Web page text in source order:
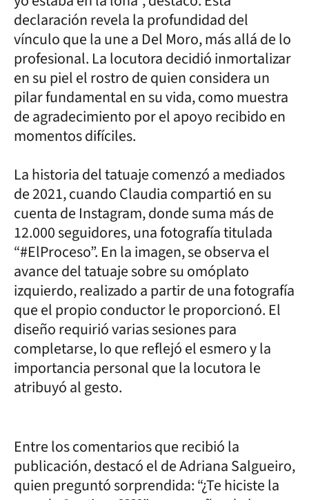
declaración revela la profundidad del
vínculo que la une a Del Moro, más allá de lo
profesional. La locutora decidió inmortalizar
en su piel el rostro de quien considera un
pilar fundamental en su vida, como muestra
de agradecimiento por el apoyo recibido en
momentos difíciles.
La historia del tatuaje comenzó a mediados
de 2021, cuando Claudia compartió en su
cuenta de Instagram, donde suma más de
12.000 seguidores, una fotografía titulada
“#ElProceso”. En la imagen, se observa el
avance del tatuaje sobre su omóplato
izquierdo, realizado a partir de una fotografía
que el propio conductor le proporcionó. El
diseño requirió varias sesiones para
completarse, lo que reflejó el esmero y la
importancia personal que la locutora le
atribuyó al gesto.
Entre los comentarios que recibió la
publicación, destacó el de Adriana Salgueiro,
quien preguntó sorprendida: “¿Te hiciste la